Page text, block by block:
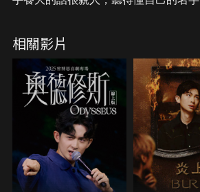
從零開始養，東方鴿!
相關影片